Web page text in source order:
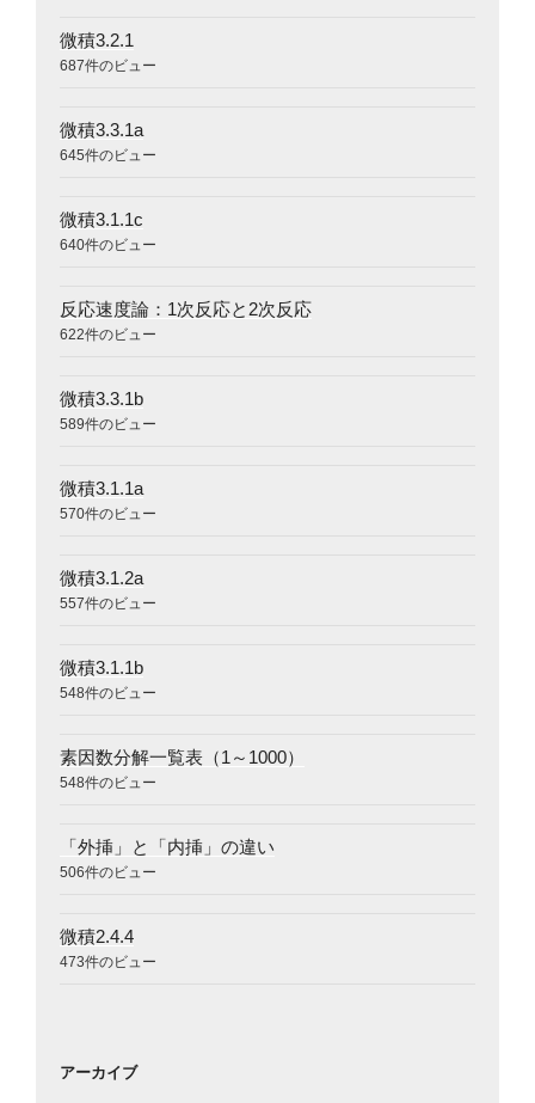
微積3.2.1
687件のビュー
微積3.3.1a
645件のビュー
微積3.1.1c
640件のビュー
反応速度論：1次反応と2次反応
622件のビュー
微積3.3.1b
589件のビュー
微積3.1.1a
570件のビュー
微積3.1.2a
557件のビュー
微積3.1.1b
548件のビュー
素因数分解一覧表（1～1000）
548件のビュー
「外挿」と「内挿」の違い
506件のビュー
微積2.4.4
473件のビュー
アーカイブ